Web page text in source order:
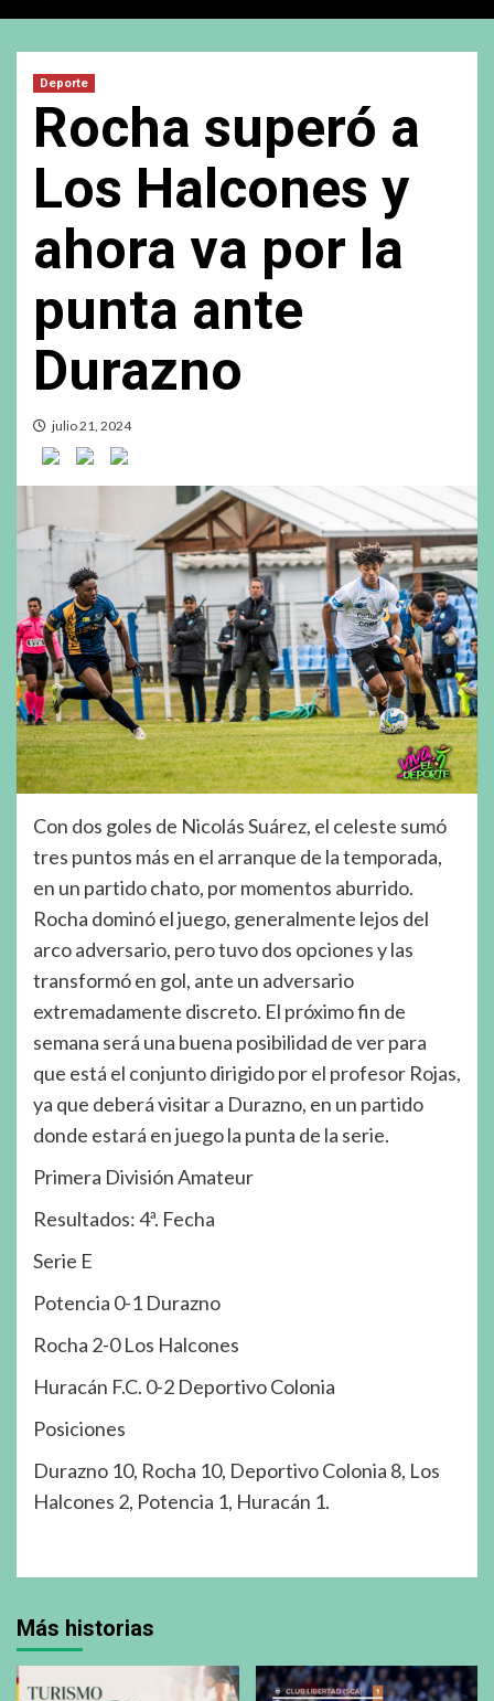
Deporte
Rocha superó a
Los Halcones y
ahora va por la
punta ante
Durazno
julio 21, 2024
Con dos goles de Nicolás Suárez, el celeste sumó
tres puntos más en el arranque de la temporada,
en un partido chato, por momentos aburrido.
Rocha dominó el juego, generalmente lejos del
arco adversario, pero tuvo dos opciones y las
transformó en gol, ante un adversario
extremadamente discreto. El próximo fin de
semana será una buena posibilidad de ver para
que está el conjunto dirigido por el profesor Rojas,
ya que deberá visitar a Durazno, en un partido
donde estará en juego la punta de la serie.
Primera División Amateur
Resultados: 4ª. Fecha
Serie E
Potencia 0-1 Durazno
Rocha 2-0 Los Halcones
Huracán F.C. 0-2 Deportivo Colonia
Posiciones
Durazno 10, Rocha 10, Deportivo Colonia 8, Los
Halcones 2, Potencia 1, Huracán 1.
Más historias